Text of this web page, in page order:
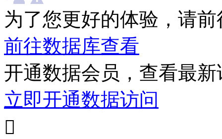
为了您更好的体验，请
前往数据库查看
开通数据会员，查看最
立即开通数据访问
